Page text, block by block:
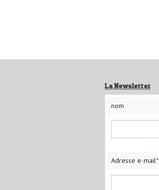
La Newsletter
nom
Adresse e-mail*